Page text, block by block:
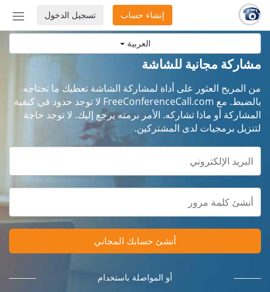
العربية
أو
تسجيل الدخول إنشاء حساب
مشاركة مجانية للشاشة
من المريح العثور على أداة لمشاركة الشاشة تعطيك ما تحتاجه
بالضبط. مع FreeConferenceCall.com لا توجد حدود في كيفية
المشاركة أو ماذا تشاركه. الأمر برمته يرجع إليك. لا توجد حاجة
لتنزيل برمجيات لدى المشتركين.
أنشئ حسابك المجاني
أو المواصلة باستخدام